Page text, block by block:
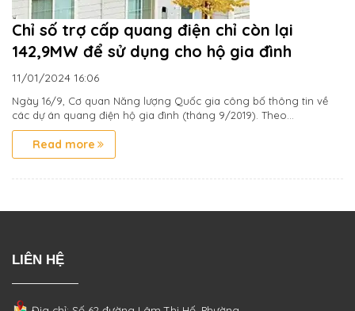
Chỉ số trợ cấp quang điện chỉ còn lại
142,9MW để sử dụng cho hộ gia đình
11/01/2024 16:06
Ngày 16/9, Cơ quan Năng lượng Quốc gia công bố thông tin về
các dự án quang điện hộ gia đình (tháng 9/2019). Theo...
Read more
LIÊN HỆ